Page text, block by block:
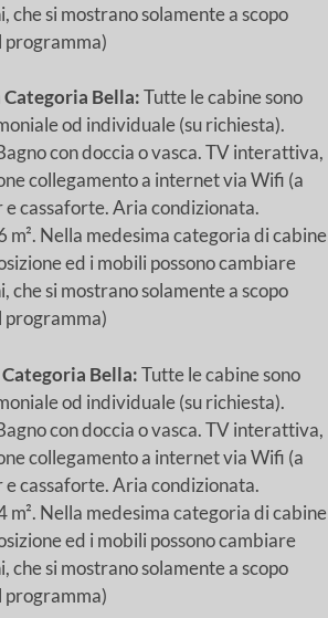
che si mostrano solamente a scopo
programma)
Bella:Tutte le cabine sono
od individuale (su richiesta).
con doccia o vasca. TV interattiva,
collegamento a internet via Wifi (a
cassaforte. Aria condizionata.
m². Nella medesima categoria di cabine
ed i mobili possono cambiare
che si mostrano solamente a scopo
programma)
Bella:Tutte le cabine sono
od individuale (su richiesta).
con doccia o vasca. TV interattiva,
collegamento a internet via Wifi (a
cassaforte. Aria condizionata.
m². Nella medesima categoria di cabine
ed i mobili possono cambiare
che si mostrano solamente a scopo
programma)